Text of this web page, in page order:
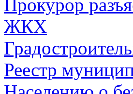
Прокурор
ЖКХ
Реестр